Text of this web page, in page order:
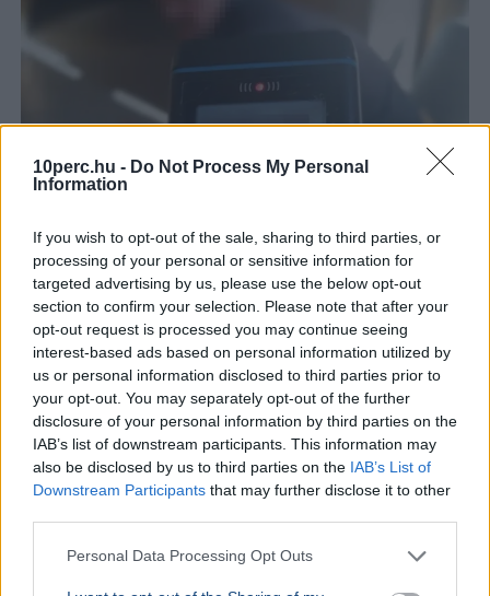
10perc.hu - Do Not Process My Personal
Information
If you wish to opt-out of the sale, sharing to third parties, or
processing of your personal or sensitive information for
targeted advertising by us, please use the below opt-out
section to confirm your selection. Please note that after your
opt-out request is processed you may continue seeing
interest-based ads based on personal information utilized by
us or personal information disclosed to third parties prior to
your opt-out. You may separately opt-out of the further
disclosure of your personal information by third parties on the
IAB’s list of downstream participants. This information may
also be disclosed by us to third parties on the IAB’s List of
Downstream Participants that may further disclose it to other
Personal Data Processing Opt Outs
Egy férfit korábbi ittas vezetése miatt idéztek be
kihallgatásra Gödöllőre, ám a gödöllői rendőrök az
odavezető úton ismét ittas állapotban állították meg.
Bővebben...
BELFÖLD 2026. augusztus 6.
Vasárnap délelőtt rövidített útvonalon jár a
2-es metró
Karbantartás miatt vasárnap délelőtt csak a Déli